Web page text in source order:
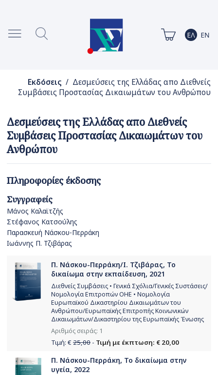
Εκδόσεις / Δεσμεύσεις της Ελλάδας απο Διεθνείς
Συμβάσεις Προστασίας Δικαιωμάτων του Ανθρώπου
Δεσμεύσεις της Ελλάδας απο Διεθνείς
Συμβάσεις Προστασίας Δικαιωμάτων του
Ανθρώπου
Πληροφορίες έκδοσης
Συγγραφείς
Μάνος Καλαϊτζής
Στέφανος Κατσούλης
Παρασκευή Νάσκου-Περράκη
Ιωάννης Π. Τζιβάρας
Π. Νάσκου-Περράκη/Ι. Τζιβάρας, Το
δικαίωμα στην εκπαίδευση, 2021
Διεθνείς Συμβάσεις • Γενικά Σχόλια/Γενικές Συστάσεις/
Νομολογία Επιτροπών ΟΗΕ • Νομολογία
Ευρωπαϊκού Δικαστηρίου Δικαιωμάτων του
Ανθρώπου/Ευρωπαϊκής Επιτροπής Κοινωνικών
Δικαιωμάτων/Δικαστηρίου της Ευρωπαϊκής Ένωσης
Αριθμός σειράς: 1
Τιμή: € 25,00 - Τιμή με έκπτωση: € 20,00
Π. Νάσκου-Περράκη, Το δικαίωμα στην
υγεία, 2022